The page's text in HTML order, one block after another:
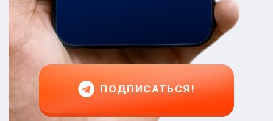
ПОДПИСАТЬСЯ!